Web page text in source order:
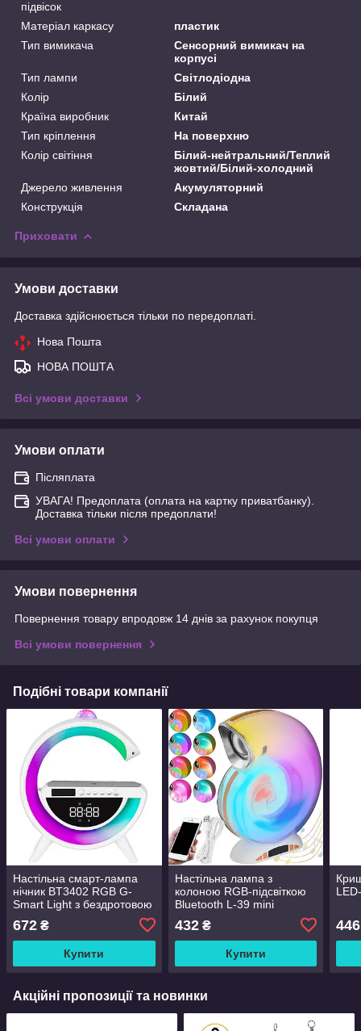
підвісок
Матеріал каркасу
пластик
Тип вимикача
Сенсорний вимикач на
корпусі
Тип лампи
Світлодіодна
Колір
Білий
Країна виробник
Китай
Тип кріплення
На поверхню
Колір світіння
Білий-нейтральний/Теплий
жовтий/Білий-холодний
Джерело живлення
Акумуляторний
Конструкція
Складана
Приховати
Умови доставки
Доставка здійснюється тільки по передоплаті.
Нова Пошта
НОВА ПОШТА
Всі умови доставки
Умови оплати
Післяплата
УВАГА! Предоплата (оплата на картку приватбанку).
Доставка тільки після предоплати!
Всі умови оплати
Умови повернення
Повернення товару впродовж 14 днів за рахунок покупця
Всі умови повернення
Подібні товари компанії
Настільна смарт-лампа
нічник BT3402 RGB G-
Smart Light з бездротовою
колонкою
672 ₴
Купити
Настільна лампа з
колоною RGB-підсвіткою
Bluetooth L-39 mini
432₴
Купити
446
Акційні пропозиції та новинки